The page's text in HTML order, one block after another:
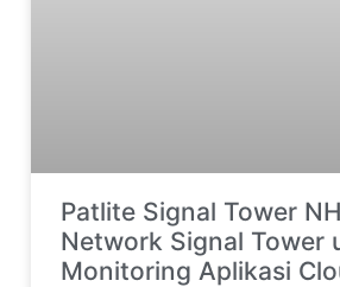
Patlite Signal Tower
Network Signal Tower
Monitoring Aplikasi